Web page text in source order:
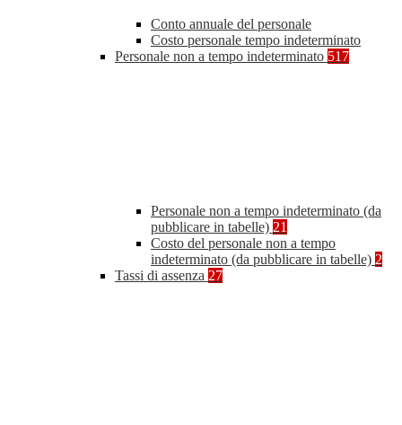
Conto annuale del personale
Costo personale tempo indeterminato
Personale non a tempo indeterminato 517
Personale non a tempo indeterminato (da
pubblicare in tabelle) 21
Costo del personale non a tempo
indeterminato (da pubblicare in tabelle) 2
Tassi di assenza 27